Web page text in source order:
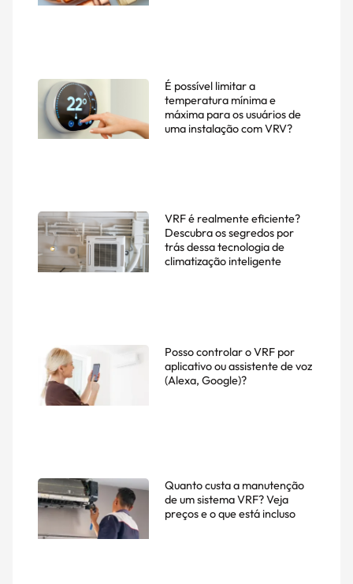
É possível limitar a
temperatura mínima e
máxima para os usuários de
uma instalação com VRV?
VRF é realmente eficiente?
Descubra os segredos por
trás dessa tecnologia de
climatização inteligente
Posso controlar o VRF por
aplicativo ou assistente de voz
(Alexa, Google)?
Quanto custa a manutenção
de um sistema VRF? Veja
preços e o que está incluso